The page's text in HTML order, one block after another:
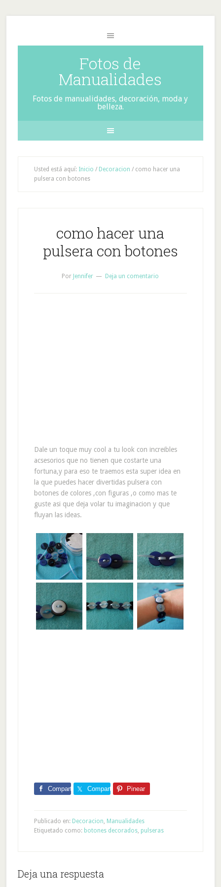
Fotos de
Manualidades
Fotos de manualidades, decoración, moda y
belleza.
Usted está aquí: Inicio / Decoracion /como hacer una
pulsera con botones
como hacer una
pulsera con botones
Por Jennifer Deja un comentario
Dale un toque muy cool a tu look con increibles
acsesorios que no tienen que costarte una
fortuna,y para eso te traemos esta super idea en
la que puedes hacer divertidas pulsera con
botones de colores ,con figuras ,o como mas te
guste asi que deja volar tu imaginacion y que
fluyan las ideas.
Comparte Comparte Pinear
Publicado en: Decoracion, Manualidades
Etiquetado como: botones decorados, pulseras
Deja una respuesta